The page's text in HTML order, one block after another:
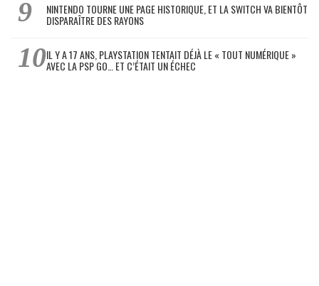
NINTENDO TOURNE UNE PAGE HISTORIQUE, ET LA SWITCH VA BIENTÔT
DISPARAÎTRE DES RAYONS
IL Y A 17 ANS, PLAYSTATION TENTAIT DÉJÀ LE « TOUT NUMÉRIQUE »
AVEC LA PSP GO… ET C’ÉTAIT UN ÉCHEC